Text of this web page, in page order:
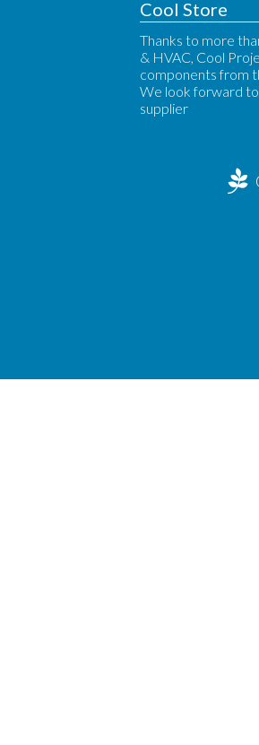
Cool Store
Thanks to more
& HVAC, Cool
components from
We look forward
supplier